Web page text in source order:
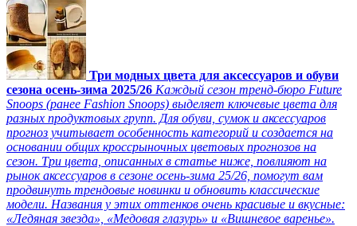
Три модных цвета для аксессуаров и обуви
сезона осень-зима 2025/26 Каждый сезон тренд-бюро Future
Snoops (ранее Fashion Snoops) выделяет ключевые цвета для
разных продуктовых групп. Для обуви, сумок и аксессуаров
прогноз учитывает особенность категорий и создается на
основании общих кроссрыночных цветовых прогнозов на
сезон. Три цвета, описанных в статье ниже, повлияют на
рынок аксессуаров в сезоне осень-зима 25/26, помогут вам
продвинуть трендовые новинки и обновить классические
модели. Названия у этих оттенков очень красивые и вкусные:
«Ледяная звезда», «Медовая глазурь» и «Вишневое варенье».